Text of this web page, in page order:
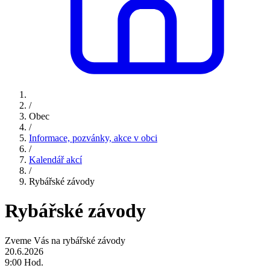
/
Obec
/
Informace, pozvánky, akce v obci
/
Kalendář akcí
/
Rybářské závody
Rybářské závody
Zveme Vás na rybářské závody
20.6.2026
9:00 Hod.